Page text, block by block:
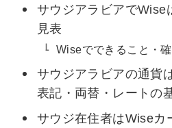
サウジアラビアでWise
見表
Wiseでできること・
サウジアラビアの通貨
表記・両替・レートの
サウジ在住者はWiseカ